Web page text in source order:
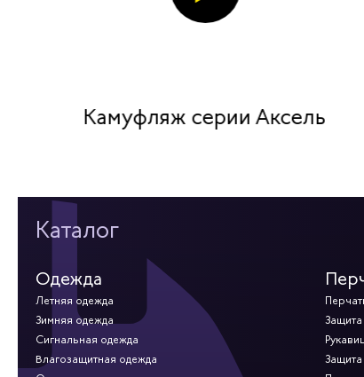
Камуфляж серии Аксель
Каталог
Одежда
Летняя одежда
Зимняя одежда
Сигнальная одежда
Влагозащитная одежда
Защита